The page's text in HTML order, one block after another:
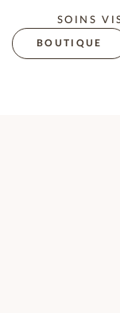
SOINS
BOUTIQUE